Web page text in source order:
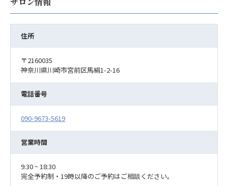
住所
〒2160035
神奈川県川崎市宮前区馬絹1-2-16
電話番号
090-9673-5619
営業時間
9:30 ~ 18:30
完全予約制・19時以降のご予約はご相談ください。